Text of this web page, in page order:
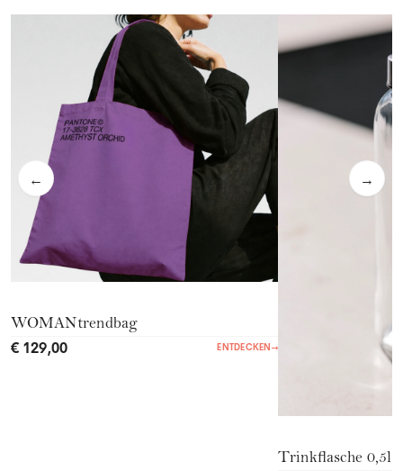
← →
WOMANtrendbag
€ 129,00 ENTDECKEN →
Trinkflasche 0,5l